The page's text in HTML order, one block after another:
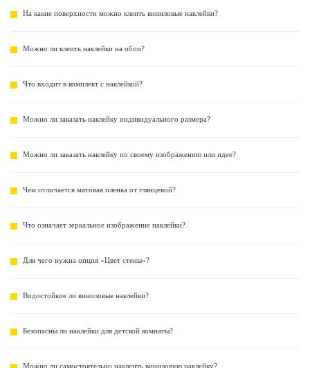
На какие поверхности можно клеить виниловые наклейки?
Можно ли клеить наклейки на обои?
Что входит в комплект с наклейкой?
Можно ли заказать наклейку индивидуального размера?
Можно ли заказать наклейку по своему изображению или идее?
Чем отличается матовая пленка от глянцевой?
Что означает зеркальное изображение наклейки?
Для чего нужна опция «Цвет стены»?
Водостойкие ли виниловые наклейки?
Безопасны ли наклейки для детской комнаты?
Можно ли самостоятельно наклеить виниловую наклейку?